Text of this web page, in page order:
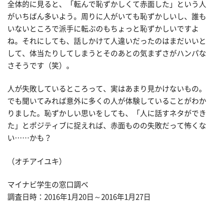
全体的に見ると、「転んで恥ずかしくて赤面した」という人
がいちばん多いよう。周りに人がいても恥ずかしいし、誰も
いないところで派手に転ぶのもちょっと恥ずかしいですよ
ね。それにしても、話しかけて人違いだったのはまだいいと
して、体当たりしてしまうとそのあとの気まずさがハンパな
さそうです（笑）。
人が失敗しているところって、実はあまり見かけないもの。
でも聞いてみれば意外に多くの人が体験していることがわか
りました。恥ずかしい思いをしても、「人に話すネタができ
た」とポジティブに捉えれば、赤面ものの失敗だって怖くな
い……かも？
（オチアイユキ）
マイナビ学生の窓口調べ
調査日時：2016年1月20日～2016年1月27日